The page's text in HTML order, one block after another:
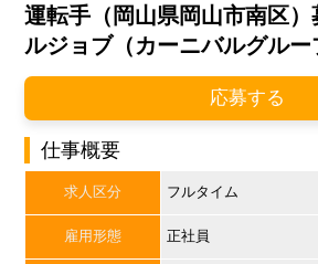
運転手（岡山県岡山市南区
ルジョブ（カーニバルグルー
応募する
仕事概要
求人区分 フルタイム
雇用形態 正社員